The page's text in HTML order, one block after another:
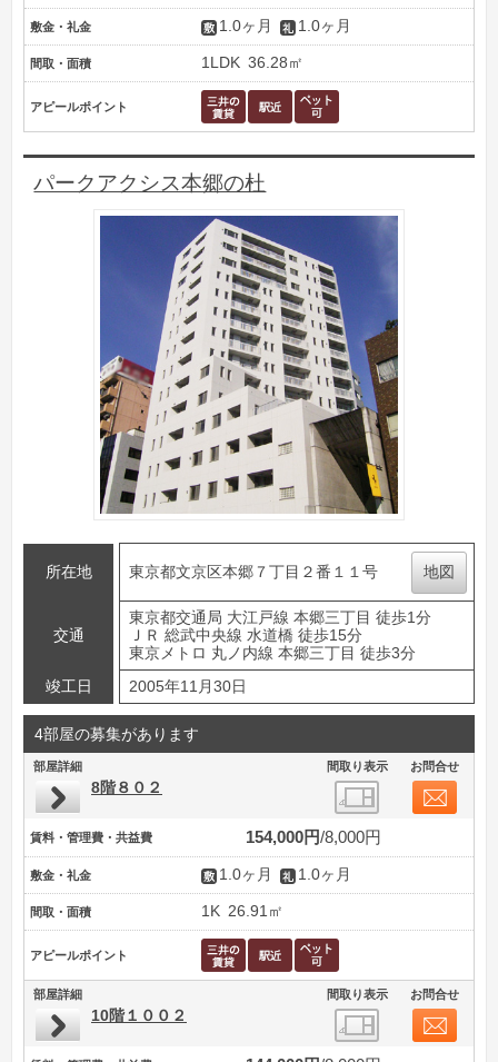
敷金・礼金 1.0ヶ月 1.0ヶ月
間取・面積 1LDK 36.28㎡
アピールポイント
パークアクシス本郷の杜
所在地 東京都文京区本郷７丁目２番１１号 地図
交通
東京都交通局 大江戸線 本郷三丁目 徒歩1分
ＪＲ 総武中央線 水道橋 徒歩15分
東京メトロ 丸ノ内線 本郷三丁目 徒歩3分
竣工日
2005年11月30日
4部屋の募集があります
部屋詳細 間取り表示 お問合せ
8階８０２
賃料・管理費・共益費 154,000円 8,000円
敷金・礼金 1.0ヶ月 1.0ヶ月
間取・面積 1K 26.91㎡
アピールポイント
部屋詳細 間取り表示 お問合せ
10階１００２